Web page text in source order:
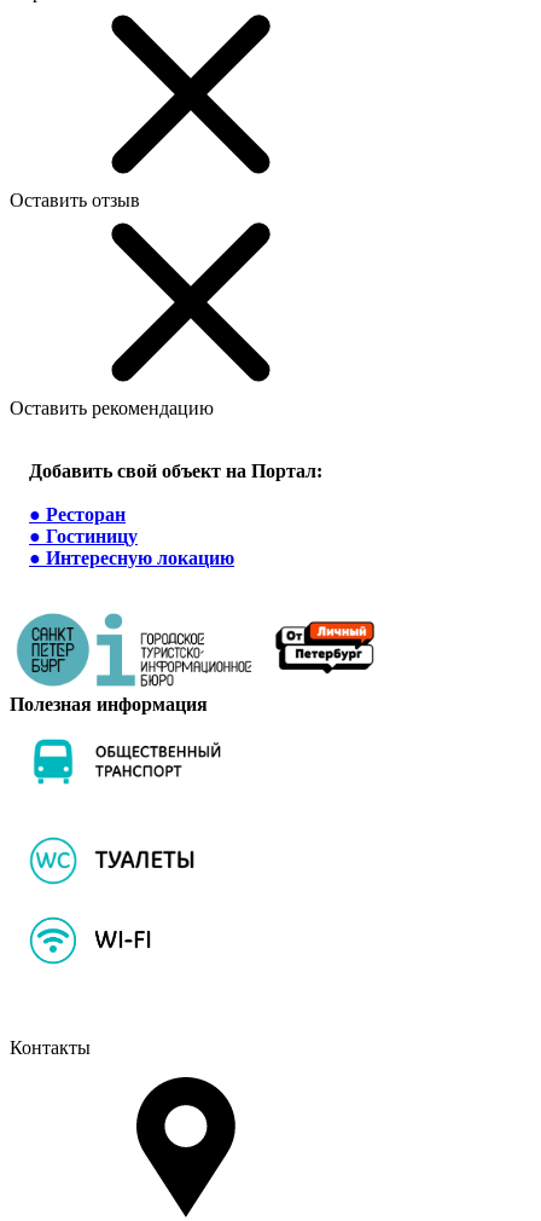
Оставить отзыв
Оставить рекомендацию
Добавить свой объект на Портал:
● Ресторан
● Гостиницу
● Интересную локацию
Полезная информация
Контакты